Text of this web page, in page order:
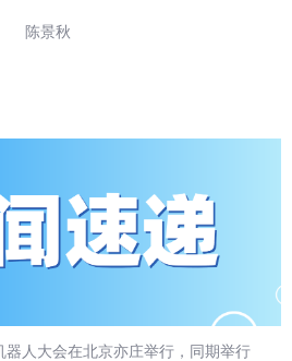
陈景秋
人大会在北京亦庄举行，同期举行